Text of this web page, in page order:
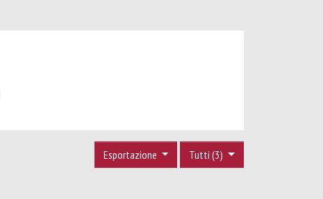
Tutti (3)
Esportazione